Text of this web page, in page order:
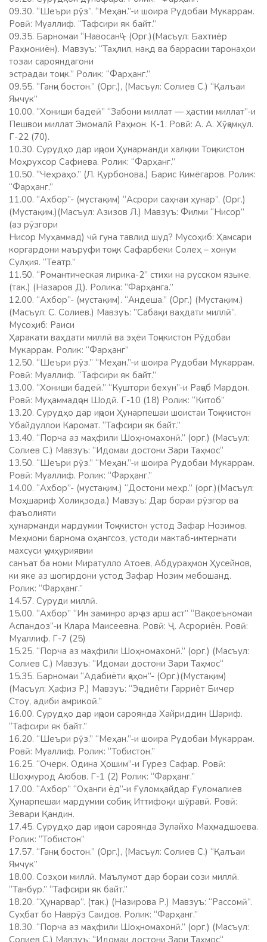
09.30. “Шеъри рӯз”. “Меҳан.”-и шоира Рудобаи Мукаррам.
Ровӣ: Муаллиф. “Тафсири як байт.”
09.35. Барномаи “Навосанҷ”- (Орг.)(Масъул: Бахтиёр
Раҳмониён). Мавзуъ: “Таҳлил, нақд ва баррасии таронаҳои
тозаи сарояндагони
эстрадаи тоҷик.” Ролик: “Фарҳанг.”
09.55. “Ганҷи бостон.” (Орг.), (Масъул: Солиев С.) “Қалъаи
Ямчук”
10.00. “Хониши бадеӣ” “Забони миллат — ҳастии миллат”-и
Пешвои миллат Эмомалӣ Раҳмон. К-1. Ровӣ: А. А. Хӯҷамқул.
Г-22 (70).
10.30. Сурудҳо дар иҷрои Ҳунарманди халқии Тоҷикистон
Моҳрухсор Сафиева. Ролик: “Фарҳанг.”
10.50. “Чеҳраҳо.” (Л. Қурбонова.) Барис Кимёгаров. Ролик:
“Фарҳанг.”
11.00. “Ахбор”- (мустақим) “Асрори саҳнаи ҳунар”. (Орг.)
(Мустақим.)(Масъул: Азизов Л.) Мавзуъ: Филми “Нисор”
(аз рӯзгори
Нисор Муҳаммад) чӣ гуна тавлид шуд? Мусоҳиб: Ҳамсари
коргардони маъруфи тоҷик Сафарбеки Солеҳ – хонум
Сулҳия. “Театр.”
11.50. “Романтическая лирика-2” стихи на русском языке.
(так.) (Назаров Д). Ролика: “Фарҳанга.”
12.00. “Ахбор”- (мустақим). “Андеша.” (Орг.) (Мустақим.)
(Масъул: С. Солиев.) Мавзуъ: ”Сабақи ваҳдати миллӣ”.
Мусоҳиб: Раиси
Ҳаракати ваҳдати миллӣ ва эҳёи Тоҷикистон Рӯдобаи
Мукаррам. Ролик: “Фарҳанг”
12.50. “Шеъри рӯз.” “Меҳан.”-и шоира Рудобаи Мукаррам.
Ровӣ: Муаллиф. “Тафсири як байт.”
13.00. “Хониши бадеӣ.” “Куштори бехун”-и Раҷаб Мардон.
Ровӣ: Муҳаммадҷон Шодӣ. Г-10 (18) Ролик: “Китоб”
13.20. Сурудҳо дар иҷрои Ҳунарпешаи шоистаи Тоҷикистон
Убайдуллои Каромат. “Тафсири як байт.”
13.40. “Порча аз маҳфили Шоҳномахонӣ.” (орг.) (Масъул:
Солиев С.) Мавзуъ: “Идомаи достони Зари Таҳмос“
13.50. “Шеъри рӯз.” “Меҳан.”-и шоира Рудобаи Мукаррам.
Ровӣ: Муаллиф. Ролик: “Фарҳанг.”
14.00. “Ахбор”- (мустақим.) “Достони меҳр.” (орг.)(Масъул:
Моҳшариф Холиқзода.) Мавзуъ: Дар бораи рӯзгор ва
фаъолияти
ҳунарманди мардумии Тоҷикистон устод Зафар Нозимов.
Меҳмони барнома оҳангсоз, устоди мактаб-интернати
махсуси ҷумҳуриявии
санъат ба номи Миратулло Атоев, Абдураҳмон Ҳусейнов,
ки яке аз шогирдони устод Зафар Нозим мебошанд.
Ролик: “Фарҳанг.”
14.57. Суруди миллӣ.
15.00. “Ахбор” “Ин заминро арҷ аз арш аст” “Вақоеъномаи
Аспандоз”-и Клара Маисеевна. Ровӣ: Ҷ. Асрориён. Ровӣ:
Муаллиф. Г-7 (25)
15.25. “Порча аз маҳфили Шоҳномахонӣ.” (орг.) (Масъул:
Солиев С.) Мавзуъ: “Идомаи достони Зари Таҳмос“
15.35. Барномаи “Адабиёти ҷаҳон”- (Орг.)(Мустақим)
(Масъул: Ҳафиз Р.) Мавзуъ: “Эҷодиёти Гарриёт Бичер
Стоу, адиби амрикоӣ.”
16.00. Сурудҳо дар иҷрои сароянда Хайриддин Шариф.
“Тафсири як байт.”
16.20. “Шеъри рӯз.” “Меҳан.”-и шоира Рудобаи Мукаррам.
Ровӣ: Муаллиф. Ролик: “Тобистон.”
16.25. “Очерк. Одина Ҳошим”-и Гурез Сафар. Ровӣ:
Шоҳмурод Аюбов. Г-1 (2) Ролик: “Фарҳанг.”
17.00. “Ахбор” “Оҳанги ёд”-и Ғуломҳайдар Ғуломалиев
Ҳунарпешаи мардумии собиқ Иттифоқи шӯравӣ. Ровӣ:
Зевари Қандин.
17.45. Сурудҳо дар иҷрои сароянда Зулайхо Маҳмадшоева.
Ролик: “Тобистон”
17.57. “Ганҷи бостон.” (Орг.), (Масъул: Солиев С.) “Қалъаи
Ямчук”
18.00. Созҳои миллӣ. Маълумот дар бораи сози миллӣ.
“Танбур.” “Тафсири як байт.”
18.20. “Ҳунарвар”. (так.) (Назирова Р.) Мавзуъ: “Рассомӣ”.
Суҳбат бо Наврӯз Саидов. Ролик: “Фарҳанг.”
18.30. “Порча аз маҳфили Шоҳномахонӣ.” (орг.) (Масъул: